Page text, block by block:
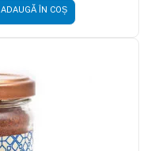
ADAUGĂ ÎN COȘ